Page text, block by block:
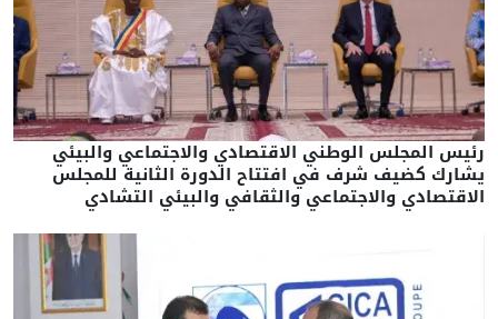
رئيس المجلس الوطني الاقتصادي والاجتماعي والبيئي
يشارك كضيف شرف في افتتاح الدورة الثانية للمجلس
الاقتصادي والاجتماعي والثقافي والبيئي التشادي